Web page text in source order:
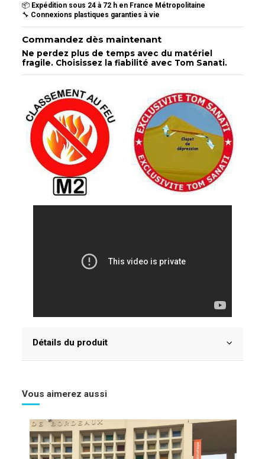
📦 Expédition sous 24 à 72 h en France Métropolitaine
🔧 Connexions plastiques garanties à vie
Commandez dès maintenant
Ne perdez plus de temps avec du matériel
fragile. Choisissez la fiabilité avec Tom Sanati.
Détails du produit
Vous aimerez aussi